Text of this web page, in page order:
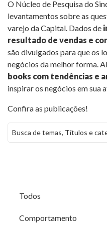
O Núcleo de Pesquisa do
levantamentos sobre as
varejo da Capital. Dados de
resultado de vendas e
são divulgados para que os
negócios da melhor forma.
books com tendências e
inspirar os negócios em sua
Confira as publicações!
Todos
Comportamento